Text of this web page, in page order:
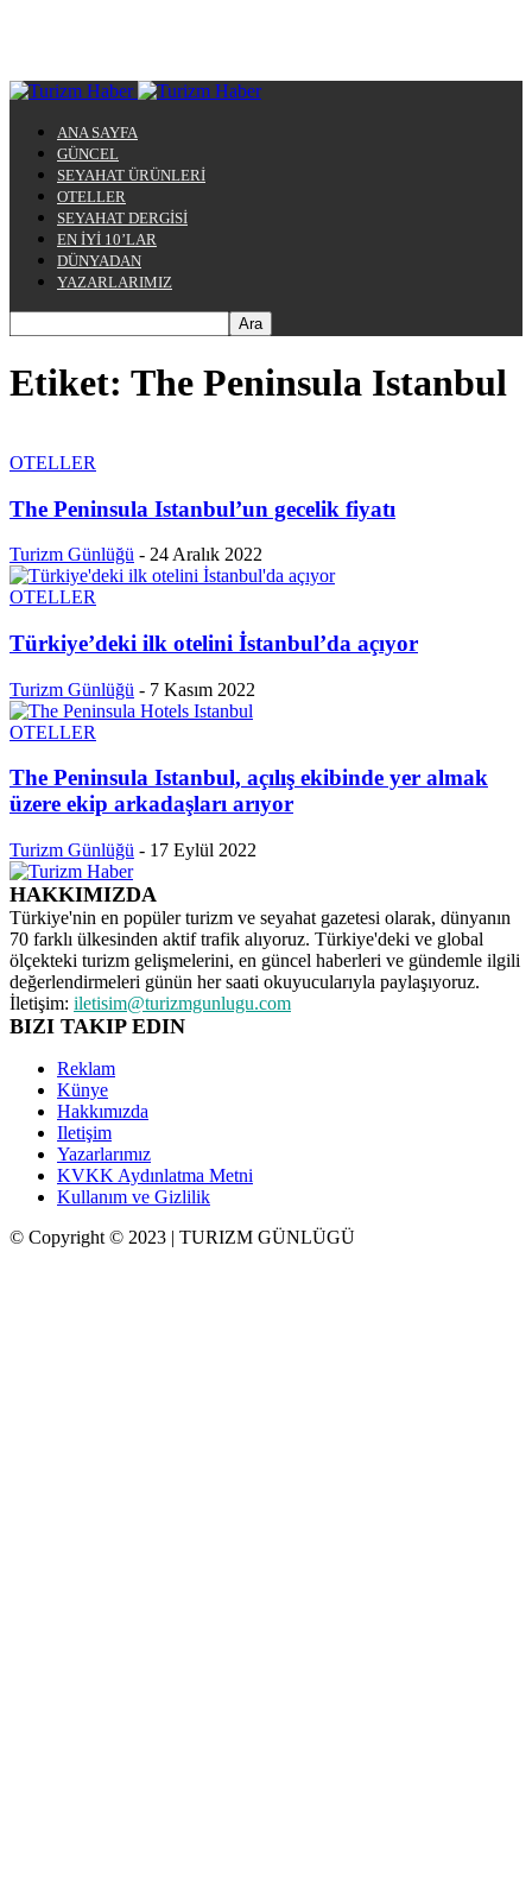
ANA SAYFA
GÜNCEL
SEYAHAT ÜRÜNLERİ
OTELLER
SEYAHAT DERGİSİ
EN İYİ 10’LAR
DÜNYADAN
YAZARLARIMIZ
Etiket: The Peninsula Istanbul
OTELLER
The Peninsula Istanbul’un gecelik fiyatı
Turizm Günlüğü - 24 Aralık 2022
OTELLER
Türkiye’deki ilk otelini İstanbul’da açıyor
Turizm Günlüğü - 7 Kasım 2022
OTELLER
The Peninsula Istanbul, açılış ekibinde yer almak
üzere ekip arkadaşları arıyor
Turizm Günlüğü - 17 Eylül 2022
HAKKIMIZDA
Türkiye'nin en popüler turizm ve seyahat gazetesi olarak, dünyanın
70 farklı ülkesinden aktif trafik alıyoruz. Türkiye'deki ve global
ölçekteki turizm gelişmelerini, en güncel haberleri ve gündemle ilgili
değerlendirmeleri günün her saati okuyucularıyla paylaşıyoruz.
İletişim: iletisim@turizmgunlugu.com
BIZI TAKIP EDIN
Reklam
Künye
Hakkımızda
Iletişim
Yazarlarımız
KVKK Aydınlatma Metni
Kullanım ve Gizlilik
© Copyright © 2023 | TURIZM GÜNLÜGÜ